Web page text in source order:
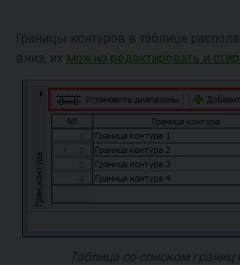
Границы контуров в таблице
вниз, их можно редактировать и
Таблица со списком границ